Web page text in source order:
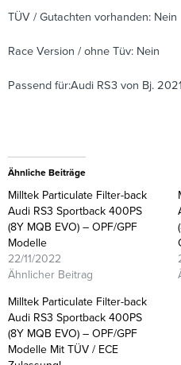
TÜV / Gutachten vorhanden: Nein
Race Version / ohne Tüv: Nein
Passend für:Audi RS3 von Bj.
Ähnliche Beiträge
Milltek Particulate Filter-back
Audi RS3 Sportback 400PS
(8Y MQB EVO) – OPF/GPF
Modelle
22/11/2022
Ähnlicher Beitrag
Milltek Particulate Filter-back
Audi RS3 Sportback 400PS
(8Y MQB EVO) – OPF/GPF
Modelle Mit TÜV / ECE